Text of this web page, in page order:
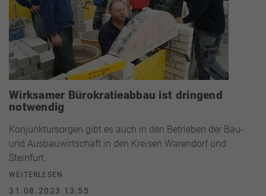
Wirksamer Bürokratieabbau ist dringend
notwendig
Konjunktursorgen gibt es auch in den Betrieben der Bau-
und Ausbauwirtschaft in den Kreisen Warendorf und
Steinfurt.
WEITERLESEN
31.08.2023 13:55